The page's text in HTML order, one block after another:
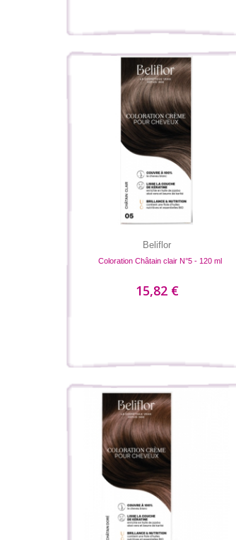
Beliflor
Coloration Châtain clair N°5 - 120 ml
15,82 €